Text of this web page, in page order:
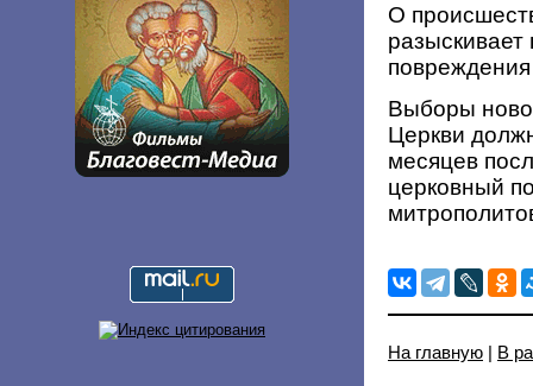
О
Выборы
Церкви
месяцев
церковный
На главную | В